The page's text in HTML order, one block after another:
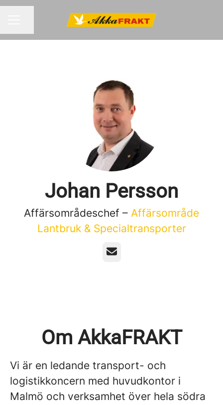
Johan Persson
Affärsområdeschef – Affärsområde
Lantbruk & Specialtransporter
E-post
Om AkkaFRAKT
Vi är en ledande transport- och
logistikkoncern med huvudkontor i
Malmö och verksamhet över hela södra